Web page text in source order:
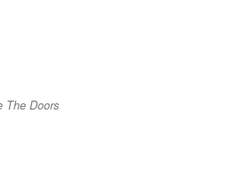
The Doors